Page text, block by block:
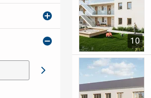
10
Abschicken